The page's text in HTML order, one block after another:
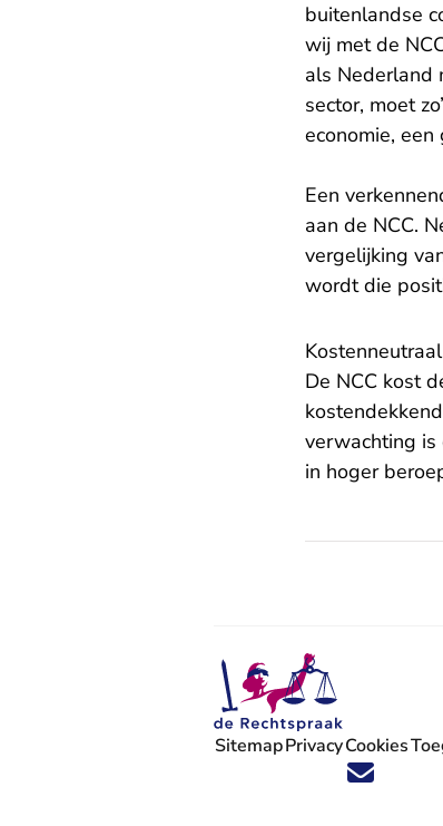
buitenlandse
wij met de
als Nederland
sector, moet
economie,
Een
aan de NCC.
vergelijking
wordt die
Kostenneutraal
De NCC kost
verwachting
in hoger
Volg ons op X (Twitter) - U
Volg ons op Facebook -
Volg ons op
Volg ons op
Volg ons op
'Blijf op de
SitemapPrivacyCookies